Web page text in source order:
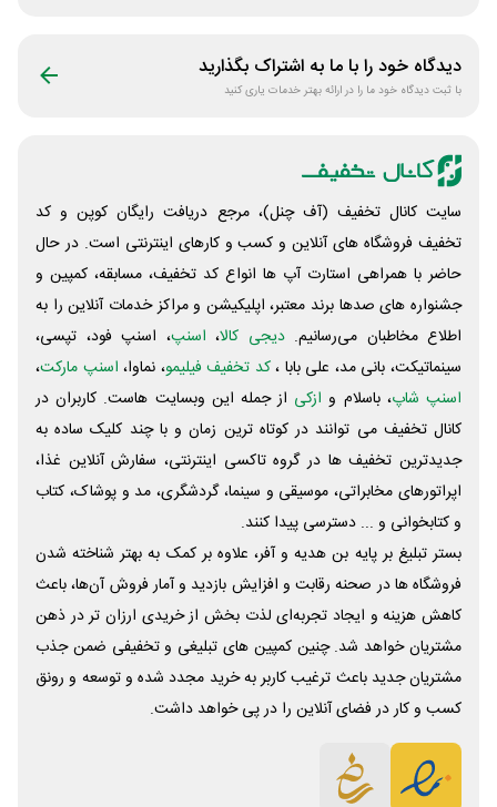
دیدگاه خود را با ما به اشتراک بگذارید
با ثبت دیدگاه خود ما را در ارائه بهتر خدمات یاری کنید
سایت کانال تخفیف (آف چنل)، مرجع دریافت رایگان کوپن و کد
تخفیف فروشگاه های آنلاین و کسب و‌ کارهای اینترنتی است. در حال
حاضر با همراهی استارت آپ ها انواع کد تخفیف، مسابقه، کمپین و
جشنواره های صدها برند معتبر، اپلیکیشن و مراکز خدمات آنلاین را به
اطلاع مخاطبان می‌رسانیم. دیجی کالا، اسنپ، اسنپ فود، تپسی،
سینماتیکت، بانی مد، علی‌ بابا ،کد تخفیف فیلیمو، نماوا، اسنپ مارکت،
اسنپ شاپ، باسلام و ازکی از جمله این وبسایت ‌هاست. کاربران در
کانال تخفیف می توانند در کوتاه ترین زمان و با چند کلیک ساده به
جدیدترین تخفیف ها در گروه تاکسی اینترنتی، سفارش آنلاین غذا،
اپراتورهای مخابراتی، موسیقی و سینما، گردشگری، مد و پوشاک، کتاب
و کتابخوانی و ... دسترسی پیدا کنند.
بستر تبلیغ بر پایه بن هدیه و آفر، علاوه بر کمک به بهتر شناخته شدن
فروشگاه ها در صحنه رقابت و افزایش بازدید و آمار فروش آن‌ها، باعث
کاهش هزینه و ایجاد تجربه‌ای لذت بخش از خریدی ارزان تر در ذهن
مشتریان خواهد شد. چنین کمپین های تبلیغی و تخفیفی ضمن جذب
مشتریان جدید باعث ترغیب کاربر به خرید مجدد شده و توسعه و رونق
کسب و کار در فضای آنلاین را در پی خواهد داشت.